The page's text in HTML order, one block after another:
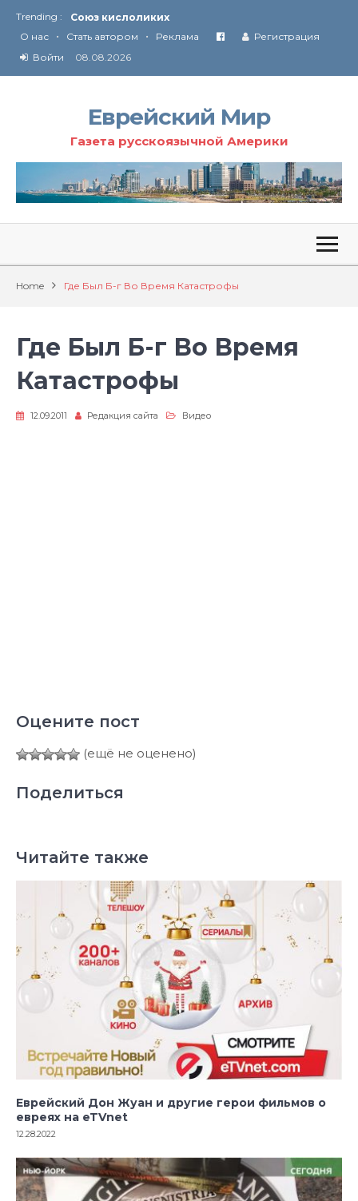
Trending :
Союз кислоликих
Соглашение США с Ираном
Технология Революции в Иране
О нас • Стать автором • Реклама
Регистрация
Войти
08.08.2026
Еврейский Мир
Газета русскоязычной Америки
Home Где Был Б-г Во Время Катастрофы
Где Был Б-г Во Время
Катастрофы
12.09.2011 Редакция сайта Видео
Оцените пост
(ещё не оценено)
Поделиться
Читайте также
Еврейский Дон Жуан и другие герои фильмов о
евреях на eTVnet
12.28.2022